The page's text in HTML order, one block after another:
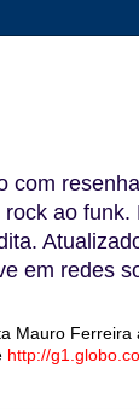
ao
em redes
Mauro Ferreira
http://